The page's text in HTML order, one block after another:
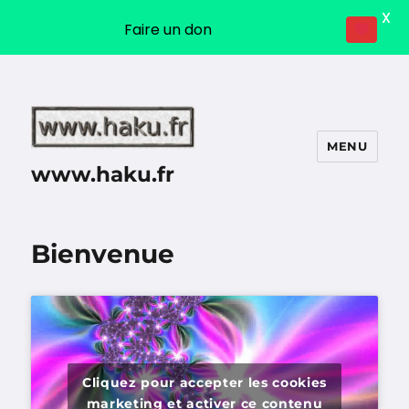
www.haku.fr
MENU
Bienvenue
Cliquez pour accepter les cookies
marketing et activer ce contenu
Faire un don
X